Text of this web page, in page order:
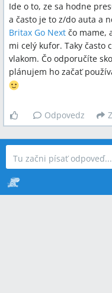
Ide o to, ze sa hodne
a často je to z/do auta a
Britax Go Next čo mame,
mi celý kufor. Taky často
vlakom. Čo odporučíte
plánujem ho začať
Odpovedz